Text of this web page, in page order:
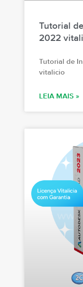
Tutorial
2022
Tutorial de
vitalicio
LEIA MAIS »